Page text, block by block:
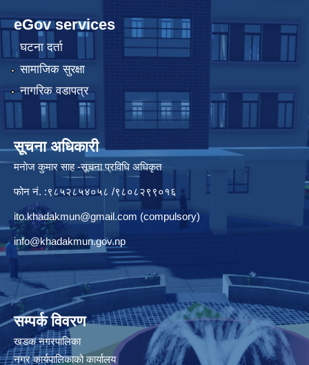
eGov services
घटना दर्ता
सामाजिक सुरक्षा
नागरिक वडापत्र
सूचना अधिकारी
मनाेज कुमार साह -सूचना प्रविधि अधिकृत
फोन नं. :९८५२८५४०५८ /९८०८२९९०१६
ito.khadakmun@gmail.com (compulsory)
info@khadakmun.gov.np
सम्पर्क विवरण
खडक नगरपालिका
नगर कार्यपालिकाको कार्यालय